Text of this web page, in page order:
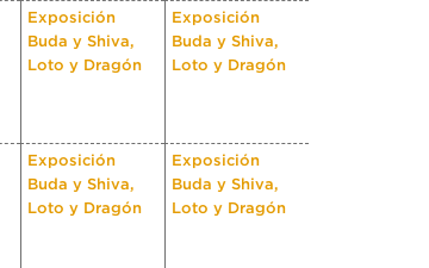
Exposición
Buda y Shiva,
Loto y Dragón
Exposición
Buda y Shiva,
Loto y Dragón
Exposición
Buda y Shiva,
Loto y Dragón
Exposición
Buda y Shiva,
Loto y Dragón